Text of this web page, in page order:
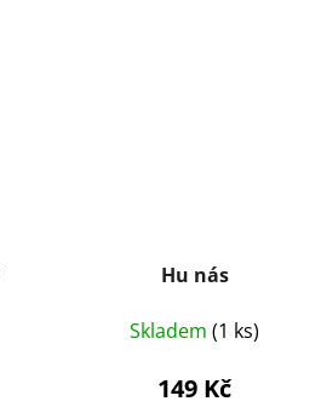
Hu nás
Skladem(1 ks)
149 Kč